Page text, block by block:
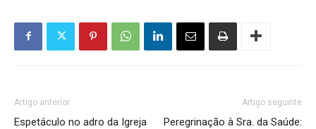
Artigo anterior
Espetáculo no adro da Igreja
Artigo seguinte
Peregrinação à Sra. da Saúde: